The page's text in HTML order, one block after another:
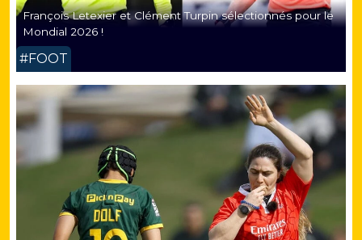
François Letexier et Clément Turpin sélectionnés pour le
Mondial 2026 !
#FOOT